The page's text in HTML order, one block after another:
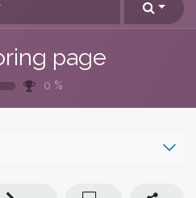
page
0 %